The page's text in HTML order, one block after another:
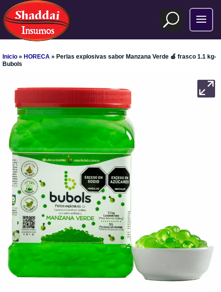
Inicio » HORECA » Perlas explosivas sabor Manzana Verde 🍏 frasco 1.1 kg-
Bubols